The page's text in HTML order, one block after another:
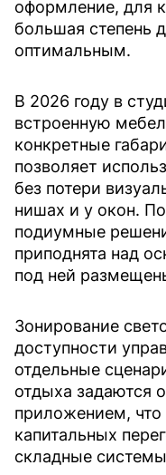
оформление, для
большая степень
оптимальным.
В 2026 году в
встроенную
конкретные
позволяет
без потери
нишах и у окон.
подиумные
приподнята над
под ней
Зонирование
доступности
отдельные
отдыха задаются
приложением,
капитальных
складные